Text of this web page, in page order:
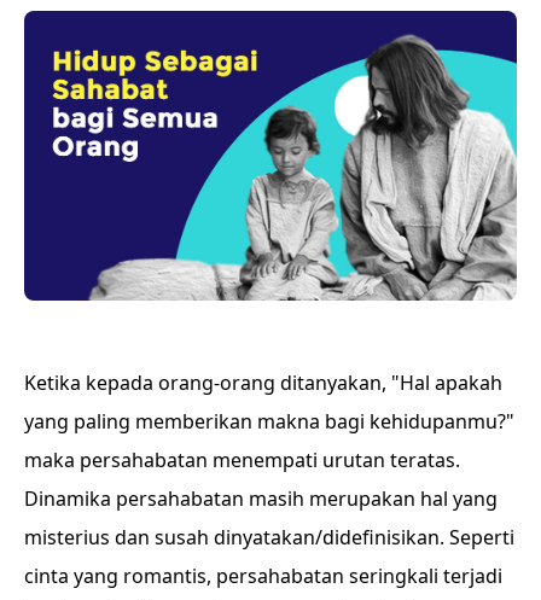
Ketika kepada orang-orang ditanyakan, "Hal apakah
yang paling memberikan makna bagi kehidupanmu?"
maka persahabatan menempati urutan teratas.
Dinamika persahabatan masih merupakan hal yang
misterius dan susah dinyatakan/didefinisikan. Seperti
cinta yang romantis, persahabatan seringkali terjadi